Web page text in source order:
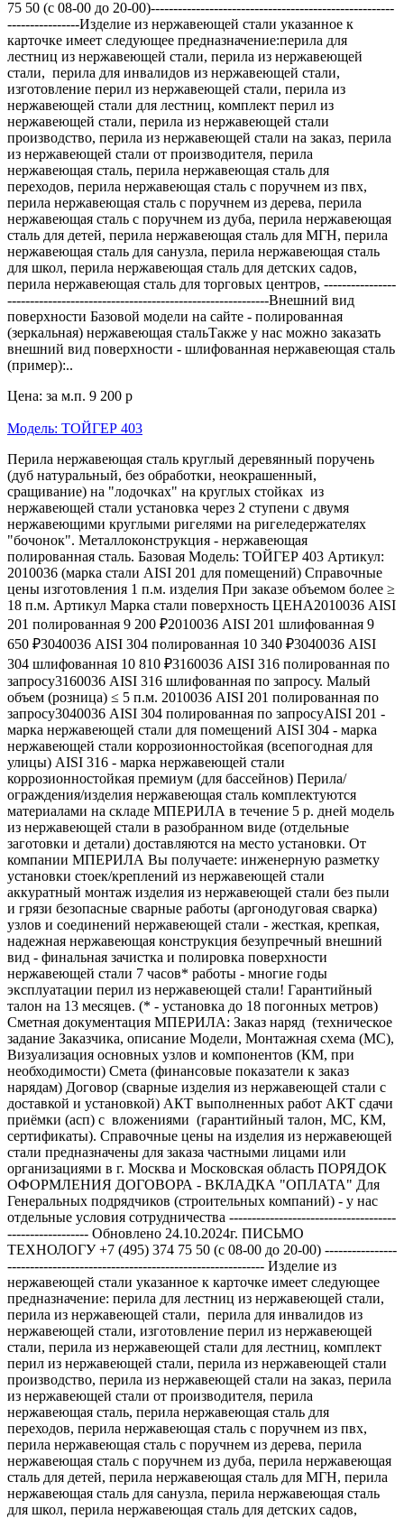
75 50 (с 08-00 до 20-00)------------------------------------------------------
----------------Изделие из нержавеющей стали указанное к
карточке имеет следующее предназначение:перила для
лестниц из нержавеющей стали, перила из нержавеющей
стали, перила для инвалидов из нержавеющей стали,
изготовление перил из нержавеющей стали, перила из
нержавеющей стали для лестниц, комплект перил из
нержавеющей стали, перила из нержавеющей стали
производство, перила из нержавеющей стали на заказ, перила
из нержавеющей стали от производителя, перила
нержавеющая сталь, перила нержавеющая сталь для
переходов, перила нержавеющая сталь с поручнем из пвх,
перила нержавеющая сталь с поручнем из дерева, перила
нержавеющая сталь с поручнем из дуба, перила нержавеющая
сталь для детей, перила нержавеющая сталь для МГН, перила
нержавеющая сталь для санузла, перила нержавеющая сталь
для школ, перила нержавеющая сталь для детских садов,
перила нержавеющая сталь для торговых центров, ----------------
----------------------------------------------------------Внешний вид
поверхности Базовой модели на сайте - полированная
(зеркальная) нержавеющая стальТакже у нас можно заказать
внешний вид поверхности - шлифованная нержавеющая сталь
(пример):..
Цена: за м.п. 9 200 р
Модель: ТОЙГЕР 403
Перила нержавеющая сталь круглый деревянный поручень
(дуб натуральный, без обработки, неокрашенный,
сращивание) на "лодочках" на круглых стойках из
нержавеющей стали установка через 2 ступени с двумя
нержавеющими круглыми ригелями на ригеледержателях
"бочонок". Металлоконструкция - нержавеющая
полированная сталь. Базовая Модель: ТОЙГЕР 403 Артикул:
2010036 (марка стали AISI 201 для помещений) Справочные
цены изготовления 1 п.м. изделия При заказе объемом более ≥
18 п.м. Артикул Марка стали поверхность ЦЕНА2010036 AISI
201 полированная 9 200 ₽2010036 AISI 201 шлифованная 9
650 ₽3040036 AISI 304 полированная 10 340 ₽3040036 AISI
304 шлифованная 10 810 ₽3160036 AISI 316 полированная по
запросу3160036 AISI 316 шлифованная по запросу. Малый
объем (розница) ≤ 5 п.м. 2010036 AISI 201 полированная по
запросу3040036 AISI 304 полированная по запросуAISI 201 -
марка нержавеющей стали для помещений AISI 304 - марка
нержавеющей стали коррозионностойкая (всепогодная для
улицы) AISI 316 - марка нержавеющей стали
коррозионностойкая премиум (для бассейнов) Перила/
ограждения/изделия нержавеющая сталь комплектуются
материалами на складе МПЕРИЛА в течение 5 р. дней модель
из нержавеющей стали в разобранном виде (отдельные
заготовки и детали) доставляются на место установки. От
компании МПЕРИЛА Вы получаете: инженерную разметку
установки стоек/креплений из нержавеющей стали
аккуратный монтаж изделия из нержавеющей стали без пыли
и грязи безопасные сварные работы (аргонодуговая сварка)
узлов и соединений нержавеющей стали - жесткая, крепкая,
надежная нержавеющая конструкция безупречный внешний
вид - финальная зачистка и полировка поверхности
нержавеющей стали 7 часов* работы - многие годы
эксплуатации перил из нержавеющей стали! Гарантийный
талон на 13 месяцев. (* - установка до 18 погонных метров)
Сметная документация МПЕРИЛА: Заказ наряд (техническое
задание Заказчика, описание Модели, Монтажная схема (МС),
Визуализация основных узлов и компонентов (КМ, при
необходимости) Смета (финансовые показатели к заказ
нарядам) Договор (сварные изделия из нержавеющей стали с
доставкой и установкой) АКТ выполненных работ АКТ сдачи
приёмки (асп) с вложениями (гарантийный талон, МС, КМ,
сертификаты). Справочные цены на изделия из нержавеющей
стали предназначены для заказа частными лицами или
организациями в г. Москва и Московская область ПОРЯДОК
ОФОРМЛЕНИЯ ДОГОВОРА - ВКЛАДКА "ОПЛАТА" Для
Генеральных подрядчиков (строительных компаний) - у нас
отдельные условия сотрудничества -------------------------------------
------------------ Обновлено 24.10.2024г. ПИСЬМО
ТЕХНОЛОГУ +7 (495) 374 75 50 (с 08-00 до 20-00) ----------------
--------------------------------------------------------- Изделие из
нержавеющей стали указанное к карточке имеет следующее
предназначение: перила для лестниц из нержавеющей стали,
перила из нержавеющей стали, перила для инвалидов из
нержавеющей стали, изготовление перил из нержавеющей
стали, перила из нержавеющей стали для лестниц, комплект
перил из нержавеющей стали, перила из нержавеющей стали
производство, перила из нержавеющей стали на заказ, перила
из нержавеющей стали от производителя, перила
нержавеющая сталь, перила нержавеющая сталь для
переходов, перила нержавеющая сталь с поручнем из пвх,
перила нержавеющая сталь с поручнем из дерева, перила
нержавеющая сталь с поручнем из дуба, перила нержавеющая
сталь для детей, перила нержавеющая сталь для МГН, перила
нержавеющая сталь для санузла, перила нержавеющая сталь
для школ, перила нержавеющая сталь для детских садов,